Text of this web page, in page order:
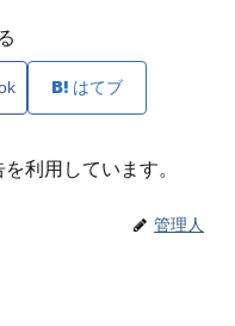
はてブ
利用しています。
管理人